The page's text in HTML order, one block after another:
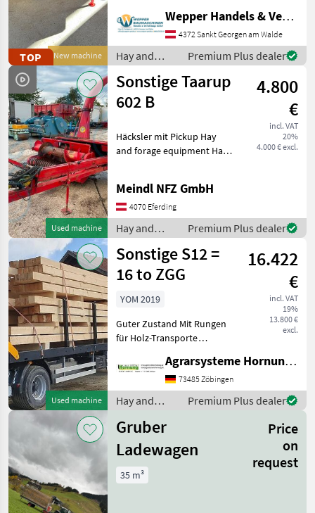
TOP New machine
Marke Wirax mit einer
kompakten Arbeitsbreite
von 1, 25 m. Dieses Modell
eignet sich hervorragend
für Besitze
Wepper Handels & Vermietungs GmbH
4372 Sankt Georgen am Walde
Hay and
forage
equipment /
Sonstige
Premium Plus dealer
Used machine
Sonstige Taarup
602 B
4.800
€
incl. VAT
20%
4.000 € excl.
Häcksler mit Pickup Hay
and forage equipment Hay
Meindl NFZ GmbH
4070 Eferding
Hay and
forage
equipment /
Sonstige
Premium Plus dealer
Used machine
Sonstige S12 =
16 to ZGG
16.422
€
incl. VAT
19%
13.800 €
excl.
YOM 2019
Guter Zustand Mit Rungen
für Holz-Transporte
einfach melden Thomas
0171 80 89 838 Hay and
forage equipment Bale
trailers
Agrarsysteme Hornung GmbH & Co. KG
73485 Zöbingen
Hay and
equipment /
Sonstige
Premium Plus dealer
Gruber
Ladewagen
Price
on
request
35 m³